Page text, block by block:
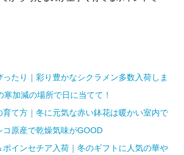
たり｜彩り豊かなシクラメン多数入荷しま
寒加減の場所で日に当てて！
育て方｜冬に元気な赤い鉢花は暖かい室内で
コ原産で乾燥気味がGOOD
ポインセチア入荷｜冬のギフトに人気の華や